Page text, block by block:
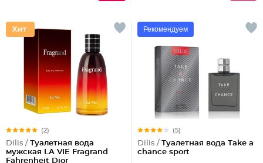
(2)
Dilis / Туалетная вода
мужская LA VIE Fragrand
Fahrenheit Dior
Рекомендуем
(5)
Dilis / Туалетная вода Take a
chance sport